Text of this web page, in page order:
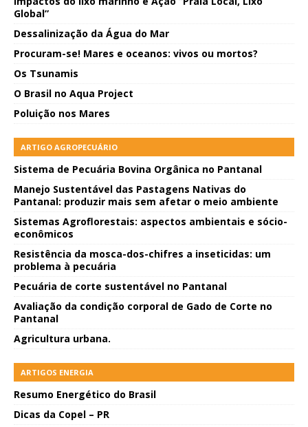
Global”
Dessalinização da Água do Mar
Procuram-se! Mares e oceanos: vivos ou mortos?
Os Tsunamis
O Brasil no Aqua Project
Poluição nos Mares
ARTIGO AGROPECUÁRIO
Sistema de Pecuária Bovina Orgânica no Pantanal
Manejo Sustentável das Pastagens Nativas do
Pantanal: produzir mais sem afetar o meio ambiente
Sistemas Agroflorestais: aspectos ambientais e sócio-
econômicos
Resistência da mosca-dos-chifres a inseticidas: um
problema à pecuária
Pecuária de corte sustentável no Pantanal
Avaliação da condição corporal de Gado de Corte no
Pantanal
Agricultura urbana.
ARTIGOS ENERGIA
Resumo Energético do Brasil
Dicas da Copel – PR